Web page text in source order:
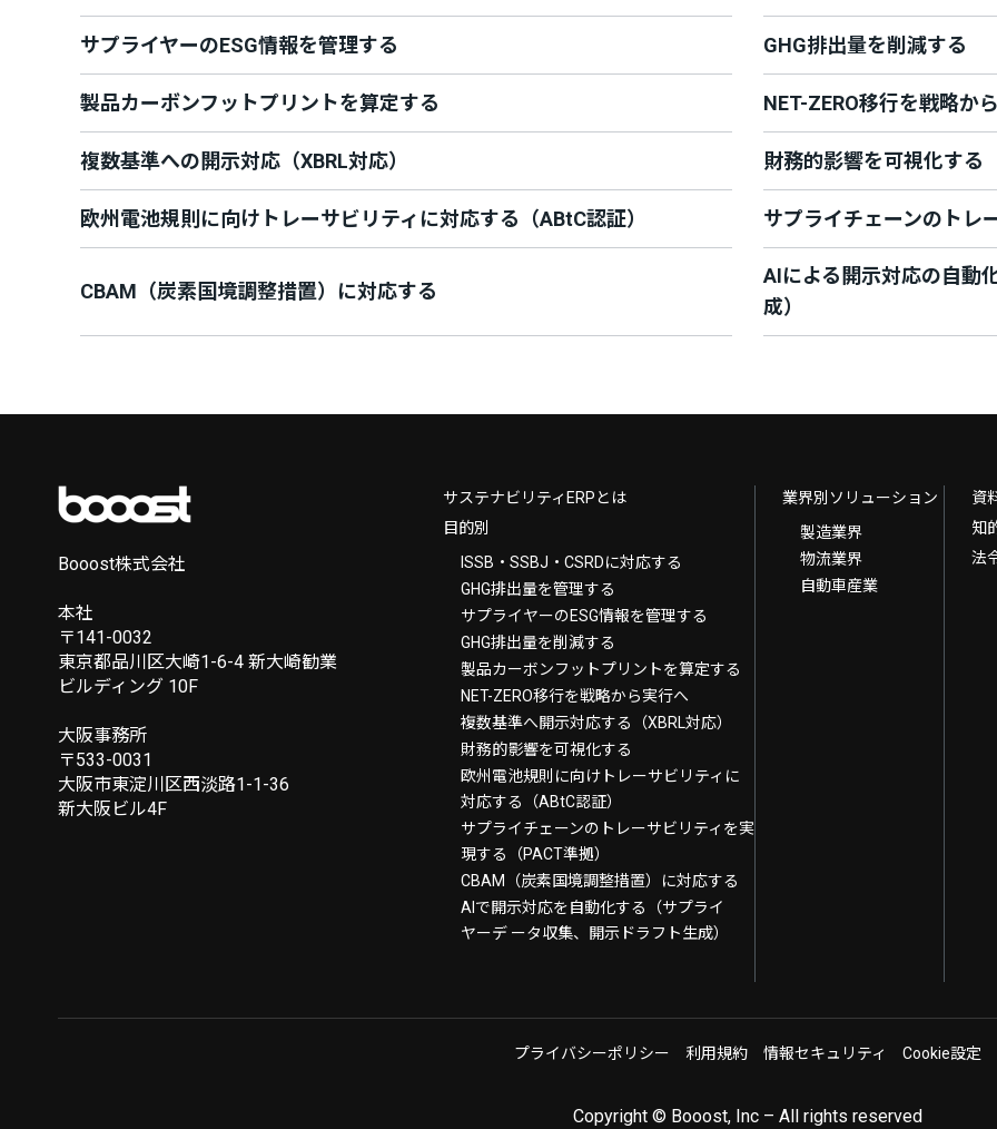
サプライヤーのESG情報を管理する GHG排出量を削減する
製品カーボンフットプリントを算定する NET-ZERO移行を戦略か
複数基準への開示対応（XBRL対応） 財務的影響を可視化する
欧州電池規則に向けトレーサビリティに対応する（ABtC認証） サプライチェーンのトレ
CBAM（炭素国境調整措置）に対応する
AIによる開示対応の自動
成）
Booost株式会社
本社
〒141-0032
東京都品川区大崎1-6-4 新大崎勧業
ビルディング 10F
大阪事務所
〒533-0031
大阪市東淀川区西淡路1-1-36
新大阪ビル4F
サステナビリティERPとは
目的別
ISSB・SSBJ・CSRDに対応する
GHG排出量を管理する
サプライヤーのESG情報を管理する
GHG排出量を削減する
製品カーボンフットプリントを算定する
NET-ZERO移行を戦略から実行へ
複数基準へ開示対応する（XBRL対応）
財務的影響を可視化する
欧州電池規則に向けトレーサビリティに
対応する（ABtC認証）
サプライチェーンのトレーサビリティを実
現する（PACT準拠）
CBAM（炭素国境調整措置）に対応する
AIで開示対応を自動化する（サプライ
ヤーデ ータ収集、開示ドラフト生成）
業界別ソリューション
製造業界
物流業界
自動車産業
資
知
法
プライバシーポリシー 利用規約 情報セキュリティ Cookie設定
Copyright © Booost, Inc – All rights reserved